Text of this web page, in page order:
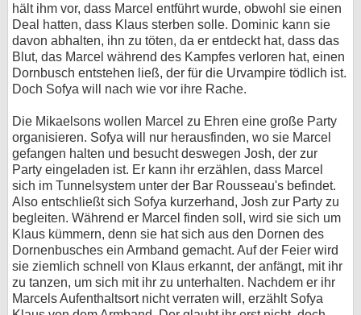
hält ihm vor, dass Marcel entführt wurde, obwohl sie einen
Deal hatten, dass Klaus sterben solle. Dominic kann sie
davon abhalten, ihn zu töten, da er entdeckt hat, dass das
Blut, das Marcel während des Kampfes verloren hat, einen
Dornbusch entstehen ließ, der für die Urvampire tödlich ist.
Doch Sofya will nach wie vor ihre Rache.
Die Mikaelsons wollen Marcel zu Ehren eine große Party
organisieren. Sofya will nur herausfinden, wo sie Marcel
gefangen halten und besucht deswegen Josh, der zur
Party eingeladen ist. Er kann ihr erzählen, dass Marcel
sich im Tunnelsystem unter der Bar Rousseau's befindet.
Also entschließt sich Sofya kurzerhand, Josh zur Party zu
begleiten. Während er Marcel finden soll, wird sie sich um
Klaus kümmern, denn sie hat sich aus den Dornen des
Dornenbusches ein Armband gemacht. Auf der Feier wird
sie ziemlich schnell von Klaus erkannt, der anfängt, mit ihr
zu tanzen, um sich mit ihr zu unterhalten. Nachdem er ihr
Marcels Aufenthaltsort nicht verraten will, erzählt Sofya